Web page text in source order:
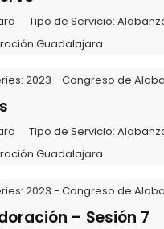
Tipo de Servicio:
Guadalajara
2023 - Congreso de
Tipo de Servicio:
Guadalajara
2023 - Congreso de
– Sesión 7